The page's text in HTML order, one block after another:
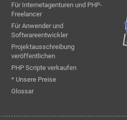
Für Internetagenturen und PHP-
Freelancer
Für Anwender und
Softwareentwickler
Projektausschreibung
veröffentlichen
PHP Scripte verkaufen
* Unsere Preise
Glossar